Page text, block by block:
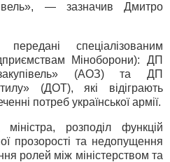
— зазначив Дмитро
передані спеціалізованим
Міноборони): ДП
(АОЗ) та ДП
(ДОТ), які відіграють
потреб української армії.
розподіл функцій
прозорості та недопущення
ролей між міністерством та